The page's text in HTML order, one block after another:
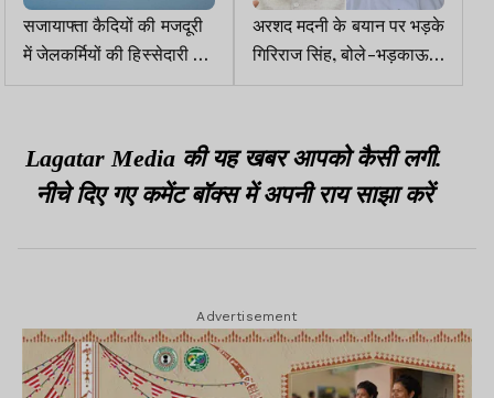
सजायाफ्ता कैदियों की मजदूरी
में जेलकर्मियों की हिस्सेदारी 50
प्रतिशत!
अरशद मदनी के बयान पर भड़के
गिरिराज सिंह, बोले-भड़काऊ
भाषा बोलने वालों को देश
Lagatar Media की यह खबर आपको कैसी लगी.
नीचे दिए गए कमेंट बॉक्स में अपनी राय साझा करें
Advertisement